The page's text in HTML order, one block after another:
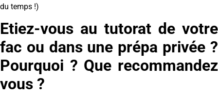
du temps !)
Etiez-vous au tutorat de votre
fac ou dans une prépa privée ?
Pourquoi ? Que recommandez
vous ?